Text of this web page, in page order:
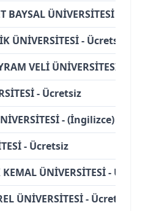
BAYSAL ÜNİVERSİTESİ -
ÜNİVERSİTESİ - Ücretsiz
VELİ ÜNİVERSİTESİ -
- Ücretsiz
- (İngilizce)
- Ücretsiz
ÜNİVERSİTESİ -
ÜNİVERSİTESİ - Ücretsiz